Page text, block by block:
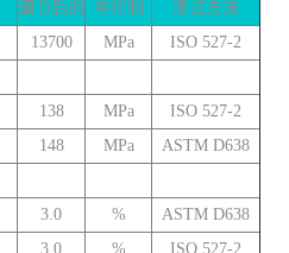
调节后的 单位制
测试方法
13700 MPa
ISO 527-2
138 MPa
ISO 527-2
148 MPa
ASTM D638
3.0 %
ASTM D638
3.0 % ISO 527-2